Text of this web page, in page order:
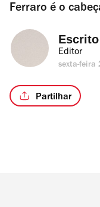
Ferraro é o
Editor
sexta-feira
Partilhar